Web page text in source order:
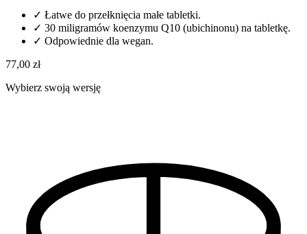
✓ Łatwe do przełknięcia małe tabletki.
✓ 30 miligramów koenzymu Q10 (ubichinonu) na tabletkę.
✓ Odpowiednie dla wegan.
77,00 zł
Wybierz swoją wersję